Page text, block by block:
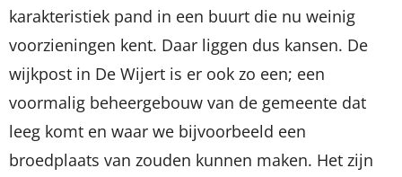
karakteristiek pand in een buurt die nu weinig
voorzieningen kent. Daar liggen dus kansen. De
wijkpost in De Wijert is er ook zo een; een
voormalig beheergebouw van de gemeente dat
leeg komt en waar we bijvoorbeeld een
broedplaats van zouden kunnen maken. Het zijn